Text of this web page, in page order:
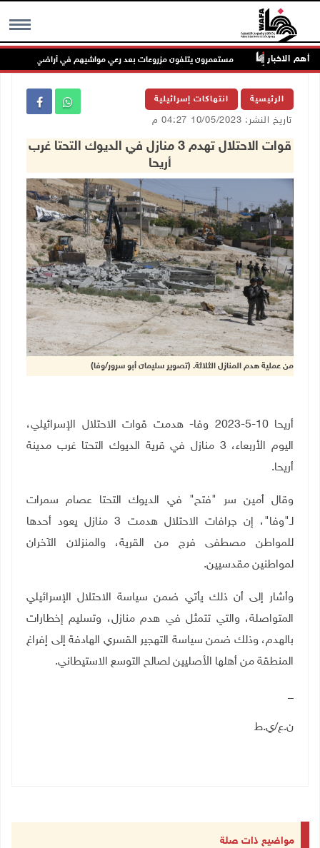
MENU أهم الاخبار مستعمرون يتلفون مزروعات بعد رعي مواشيهم في أراضي المغير
الرئيسية انتهاكات إسرائيلية
تاريخ النشر: 10/05/2023 04:27 م
قوات الاحتلال تهدم 3 منازل في الديوك التحتا غرب
أريحا
من عملية هدم المنازل الثلاثة. (تصوير سليمان أبو سرور/وفا)
أريحا 10-5-2023 وفا- هدمت قوات الاحتلال الإسرائيلي،
اليوم الأربعاء، 3 منازل في قرية الديوك التحتا غرب مدينة
أريحا.
وقال أمين سر "فتح" في الديوك التحتا عصام سمرات
لـ"وفا"، إن جرافات الاحتلال هدمت 3 منازل يعود أحدها
للمواطن مصطفى فرج من القرية، والمنزلان الآخران
لمواطنين مقدسيين.
وأشار إلى أن ذلك يأتي ضمن سياسة الاحتلال الإسرائيلي
المتواصلة، والتي تتمثل في هدم منازل، وتسليم إخطارات
بالهدم، وذلك ضمن سياسة التهجير القسري الهادفة إلى إفراغ
المنطقة من أهلها الأصليين لصالح التوسع الاستيطاني.
_
ن.ع/ي.ط
مواضيع ذات صلة